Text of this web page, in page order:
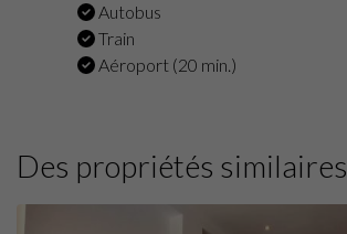
Autobus
Train
Aéroport (20 min.)
Des propriétés similaires